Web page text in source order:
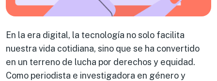
En la era digital, la tecnología no solo facilita
nuestra vida cotidiana, sino que se ha convertido
en un terreno de lucha por derechos y equidad.
Como periodista e investigadora en género y